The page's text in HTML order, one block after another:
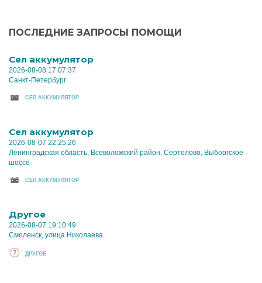
ПОСЛЕДНИЕ ЗАПРОСЫ ПОМОЩИ
Cел аккумулятор
2026-08-08 17:07:37
Санкт-Петербург
CЕЛ АККУМУЛЯТОР
Cел аккумулятор
2026-08-07 22:25:26
Ленинградская область, Всеволожский район, Сертолово, Выборгское
шоссе
CЕЛ АККУМУЛЯТОР
Другое
2026-08-07 19:10:49
Смоленск, улица Николаева
ДРУГОЕ